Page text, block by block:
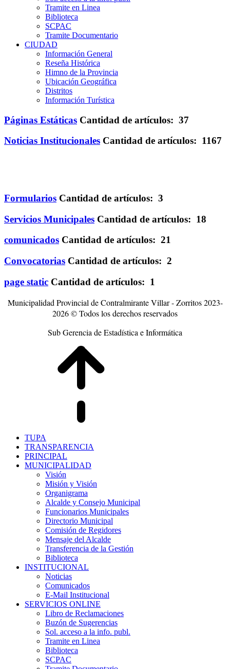
Tramite en Linea
Biblioteca
SCPAC
Tramite Documentario
CIUDAD
Información General
Reseña Histórica
Himno de la Provincia
Ubicación Geográfica
Distritos
Información Turística
Páginas Estáticas Cantidad de artículos: 37
Noticias Institucionales Cantidad de artículos: 1167
Formularios Cantidad de artículos: 3
Servicios Municipales Cantidad de artículos: 18
comunicados Cantidad de artículos: 21
Convocatorias Cantidad de artículos: 2
page static Cantidad de artículos: 1
Municipalidad Provincial de Contralmirante Villar - Zorritos 2023-
2026 © Todos los derechos reservados
Sub Gerencia de Estadística e Informática
TUPA
TRANSPARENCIA
PRINCIPAL
MUNICIPALIDAD
Visión
Misión y Visión
Organigrama
Alcalde y Consejo Municipal
Funcionarios Municipales
Directorio Municipal
Comisión de Regidores
Mensaje del Alcalde
Transferencia de la Gestión
Biblioteca
INSTITUCIONAL
Noticias
Comunicados
E-Mail Institucional
SERVICIOS ONLINE
Libro de Reclamaciones
Buzón de Sugerencias
Sol. acceso a la info. publ.
Tramite en Linea
Biblioteca
SCPAC